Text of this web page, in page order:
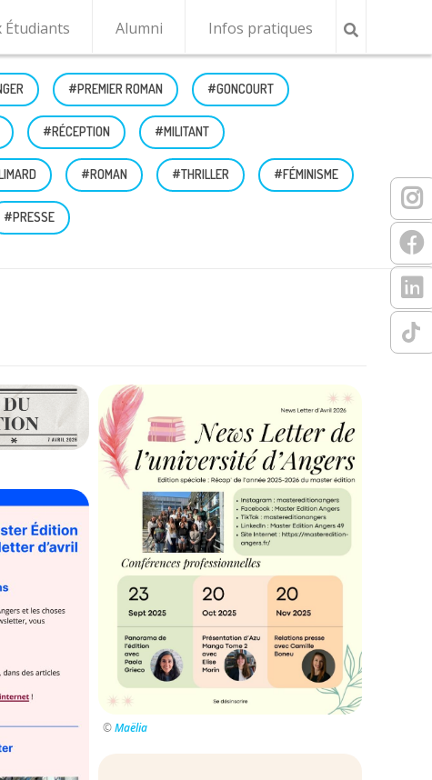
Étudiants Alumni Infos pratiques
#PREMIER ROMAN #GONCOURT
#RÉCEPTION #MILITANT
#ROMAN #THRILLER #FÉMINISME
#PRESSE
©Maëlia